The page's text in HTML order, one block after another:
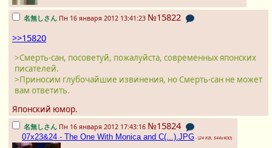
名無しさん Пн 16 января 2012 13:41:23 №15822
>>15820
>Смерть-сан, посоветуй, пожалуйста, современных японских
писателей.
>Приносим глубочайшие извинения, но Смерть-сан не может
вам ответить.
Японский юмор.
名無しさん Пн 16 января 2012 17:43:16 №15824
07x23&24 - The One With Monica and C(...).JPG - (24 KB, 544x400)